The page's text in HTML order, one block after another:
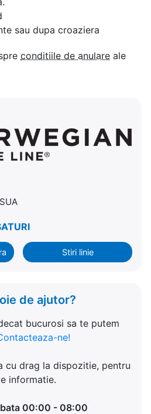
sau dupa croaziera
conditiile de anulare ale
Stiri linie
de ajutor?
bucurosi sa te putem
ne!
cu drag la dispozitie, pentru
informatie.
00:00 - 08:00